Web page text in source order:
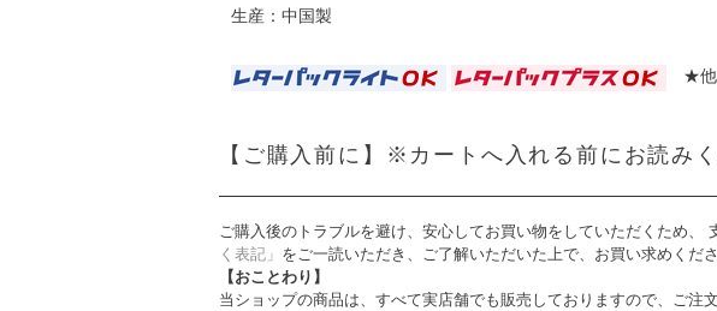
生産：中国製
★他
【ご購入前に】※カートへ入れる前にお読みく
ご購入後のトラブルを避け、安心してお買い物をしていただくため、
く表記」 をご一読いただき、ご了解いただいた上で、お買い求めくださ
【おことわり】
当ショップの商品は、すべて実店舗でも販売しておりますので、ご注